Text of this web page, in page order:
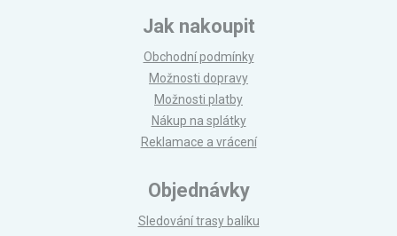
Jak nakoupit
Obchodní podmínky
Možnosti dopravy
Možnosti platby
Nákup na splátky
Reklamace a vrácení
Objednávky
Sledování trasy balíku